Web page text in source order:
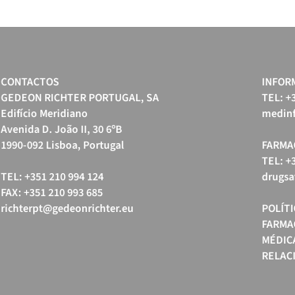
CONTACTOS
GEDEON RICHTER PORTUGAL, SA
Edifício Meridiano
Avenida D. João II, 30 6ºB
1990-092 Lisboa, Portugal
TEL: +351 210 994 124
FAX: +351 210 993 685
richterpt@gedeonrichter.eu
TEL:
TEL: